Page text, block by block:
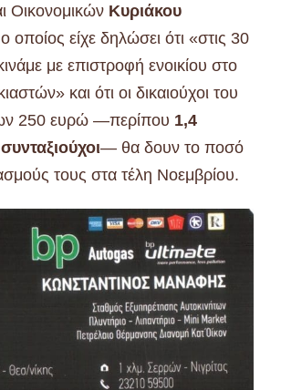
Οικονομικών Κυριάκου
οποίος είχε δηλώσει ότι «στις 30
με επιστροφή ενοικίου στο
και ότι οι δικαιούχοι του
250 ευρώ —περίπου 1,4
— θα δουν το ποσό
τους στα τέλη Νοεμβρίου.